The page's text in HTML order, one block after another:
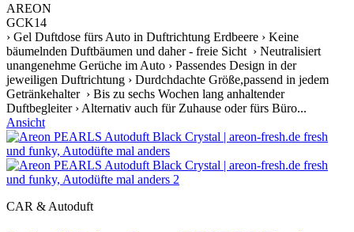
AREON
GCK14
› Gel Duftdose fürs Auto in Duftrichtung Erdbeere › Keine
bäumelnden Duftbäumen und daher - freie Sicht › Neutralisiert
unangenehme Gerüche im Auto › Passendes Design in der
jeweiligen Duftrichtung › Durdchdachte Größe,passend in jedem
Getränkehalter › Bis zu sechs Wochen lang anhaltender
Duftbegleiter › Alternativ auch für Zuhause oder fürs Büro...
Ansicht
CAR & Autoduft